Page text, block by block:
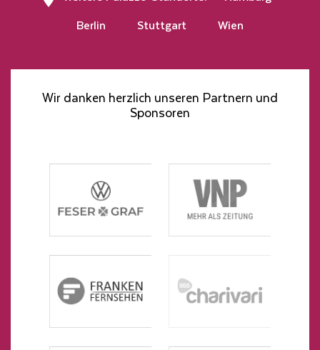
Berlin
Stuttgart Wien
Wir danken herzlich unseren Partnern und
Sponsoren